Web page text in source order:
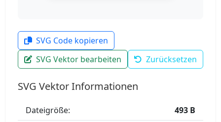
SVG Code kopieren
SVG Vektor bearbeiten
Zurücksetzen
SVG Vektor Informationen
Dateigröße:
493 B